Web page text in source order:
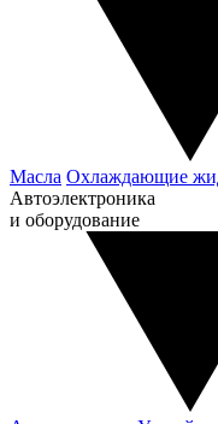
Масла Охлаждающие
Автоэлектроника
и оборудование